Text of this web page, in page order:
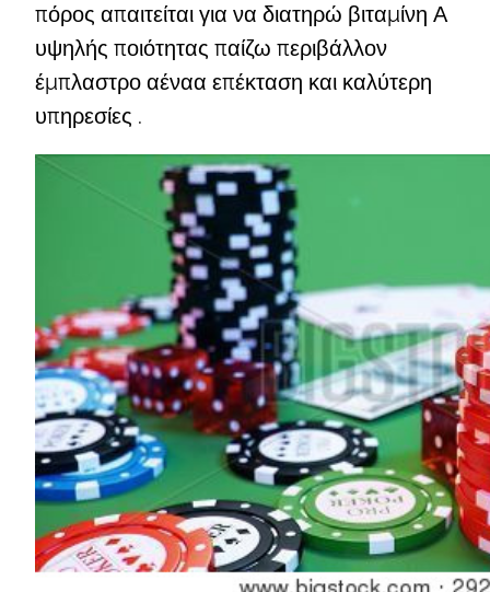
πόρος απαιτείται για να διατηρώ βιταμίνη Α
υψηλής ποιότητας παίζω περιβάλλον
έμπλαστρο αέναα επέκταση και καλύτερη
υπηρεσίες .